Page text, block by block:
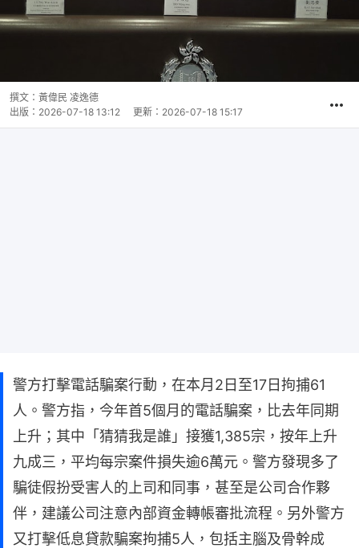
撰文： 黃偉民 凌逸德
出版： 2026-07-18 13:12 更新： 2026-07-18 15:17
警方打擊電話騙案行動，在本月2日至17日拘捕61
人。警方指，今年首5個月的電話騙案，比去年同期
上升；其中「猜猜我是誰」接獲1,385宗，按年上升
九成三，平均每宗案件損失逾6萬元。警方發現多了
騙徒假扮受害人的上司和同事，甚至是公司合作夥
伴，建議公司注意內部資金轉帳審批流程。另外警方
又打擊低息貸款騙案拘捕5人，包括主腦及骨幹成